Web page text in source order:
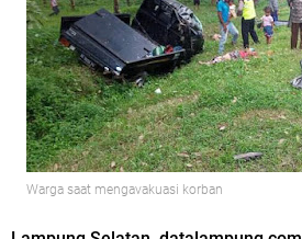
Warga saat mengavakuasi korban